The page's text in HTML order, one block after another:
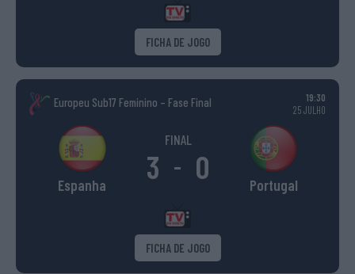
FICHA DE JOGO
Europeu Sub17 Feminino – Fase Final
19:30
25 JULHO
Espanha
FINAL
3 - 0 Portugal
FICHA DE JOGO